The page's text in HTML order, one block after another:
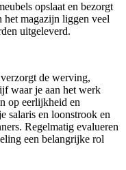
opslaat en bezorgt
het magazijn liggen veel
uitgeleverd.
de werving,
waar je aan het werk
op eerlijkheid en
salaris en loonstrook en
Regelmatig evalueren
een belangrijke rol